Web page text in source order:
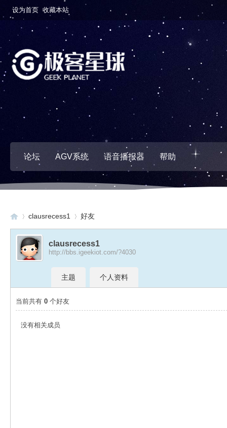
设为首页 收藏本站
论坛 AGV系统 语音播报器 帮助
极›
clausrecess1 好友
clausrecess1
http://bbs.igeekiot.com/?4030
主题 个人资料
当前共有 0 个好友
没有相关成员